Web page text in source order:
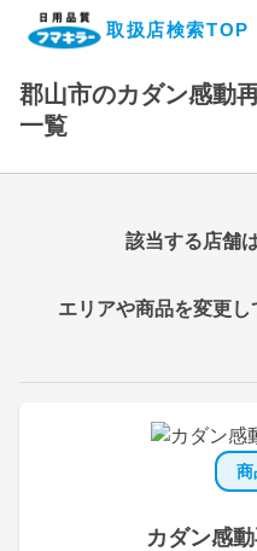
取扱店検索TOP
企業・IR情報サイ
製品情報サイト
オンラインショッ
製品検索はこちら
取扱店検索はこち
郡山市のカダン感動
一覧
商
カダン感
該当する店舗
エリアや商品を変更